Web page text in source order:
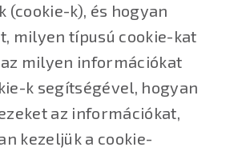
(cookie-k), és hogyan
milyen típusú cookie-kat
milyen információkat
k segítségével, hogyan
az információkat,
kezeljük a cookie-